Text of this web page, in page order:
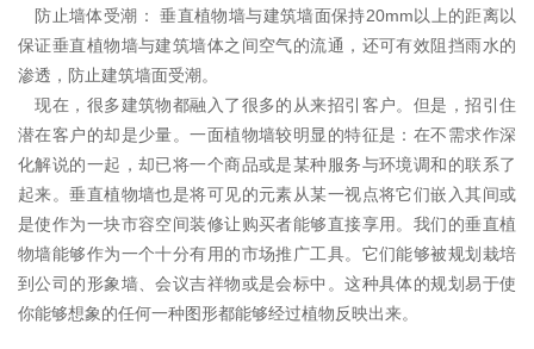
防止墙体受潮： 垂直植物墙与建筑墙面保持20mm以上的距离以
保证垂直植物墙与建筑墙体之间空气的流通，还可有效阻挡雨水的
渗透，防止建筑墙面受潮。
现在，很多建筑物都融入了很多的从来招引客户。但是，招引住
潜在客户的却是少量。一面植物墙较明显的特征是：在不需求作深
化解说的一起，却已将一个商品或是某种服务与环境调和的联系了
起来。垂直植物墙也是将可见的元素从某一视点将它们嵌入其间或
是使作为一块市容空间装修让购买者能够直接享用。我们的垂直植
物墙能够作为一个十分有用的市场推广工具。它们能够被规划栽培
到公司的形象墙、会议吉祥物或是会标中。这种具体的规划易于使
你能够想象的任何一种图形都能够经过植物反映出来。